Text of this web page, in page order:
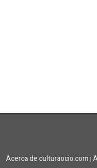
Acerca de culturaocio.com |